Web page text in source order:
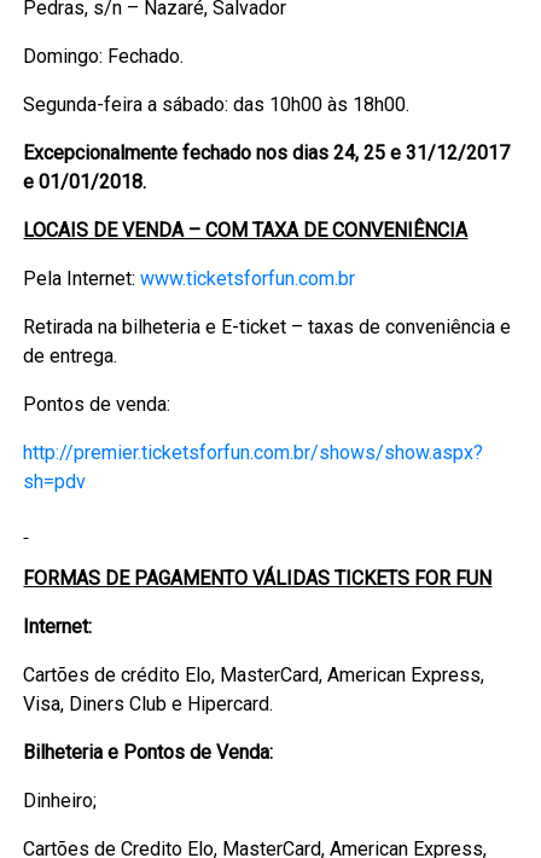
Pedras, s/n – Nazaré, Salvador
Domingo: Fechado.
Segunda-feira a sábado: das 10h00 às 18h00.
Excepcionalmente fechado nos dias 24, 25 e 31/12/2017
e 01/01/2018.
LOCAIS DE VENDA – COM TAXA DE CONVENIÊNCIA
Pela Internet:www.ticketsforfun.com.br
Retirada na bilheteria e E-ticket – taxas de conveniência e
de entrega.
Pontos de venda:
http://premier.ticketsforfun.com.br/shows/show.aspx?
sh=pdv
FORMAS DE PAGAMENTO VÁLIDAS TICKETS FOR FUN
Internet:
Cartões de crédito Elo, MasterCard, American Express,
Visa, Diners Club e Hipercard.
Bilheteria e Pontos de Venda:
Dinheiro;
Cartões de Credito Elo, MasterCard, American Express,